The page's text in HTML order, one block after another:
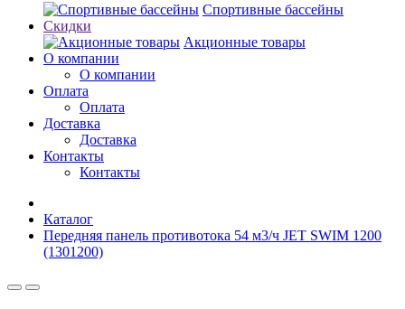
Спортивные бассейны
Скидки
Акционные товары
О компании
О компании
Оплата
Оплата
Доставка
Доставка
Контакты
Контакты
Каталог
Передняя панель противотока 54 м3/ч JET SWIM 1200
(1301200)